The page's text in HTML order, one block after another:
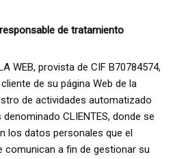
de tratamiento
WEB, provista de CIF B70784574,
de su página Web de la
de actividades automatizado
CLIENTES, donde se
los datos personales que el
comunican a fin de gestionar su